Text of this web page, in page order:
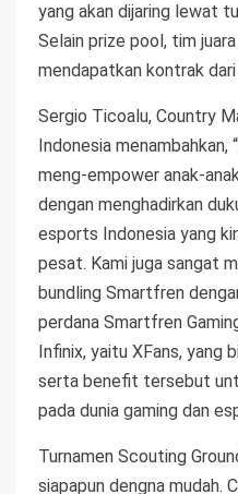
yang akan dijaring lewat
Selain prize pool, tim
mendapatkan kontrak dari
Sergio Ticoalu, Country
Indonesia
meng-empower anak-
dengan menghadirkan
esports Indonesia yang
pesat. Kami juga sangat
bundling Smartfren
perdana Smartfren
Infinix, yaitu XFans, yang
serta benefit tersebut
pada dunia gaming dan
Turnamen Scouting
siapapun dengna mudah.